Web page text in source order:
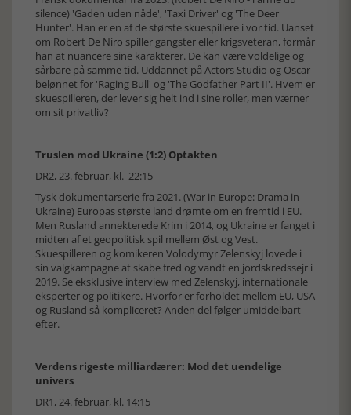
silence) 'Gaden uden nåde', 'Taxi Driver' og 'The Deer
Hunter'. Han er en af de største skuespillere i vor tid. Uanset
om Robert De Niro spiller gangster eller krigsveteran, formår
han at nuancere sine karakterer. De kan være voldelige og
sårbare på samme tid. Uddannet på Actors Studio og Oscar-
belønnet for 'Raging Bull' og 'The Godfather Part II'. Hvem er
skuespilleren, der lever sig helt ind i sine roller, men værner
om sit privatliv?
Truslen mod Ukraine (1:2) Optakten
DR2, 23. februar, kl. 22:15
Tysk dokumentarserie fra 2021. (War in Europe: Drama in
Ukraine) Europas største land drømte om en fremtid i EU.
Men Rusland annekterede Krim i 2014, og Ukraine er fanget i
midten af et geopolitisk spil mellem Øst og Vest.
Skuespilleren og komikeren Volodymyr Zelenskyj lovede i
sin valgkampagne at skabe fred og vandt en jordskredssejr i
2019. Se eksklusive interview med Zelenskyj, internationale
eksperter og politikere. Hvorfor er forholdet mellem EU, USA
og Rusland så kompliceret? Anden del følger umiddelbart
efter.
Verdens rigeste milliardærer: Mod det uendelige
univers
DR1, 24. februar, kl. 14:15